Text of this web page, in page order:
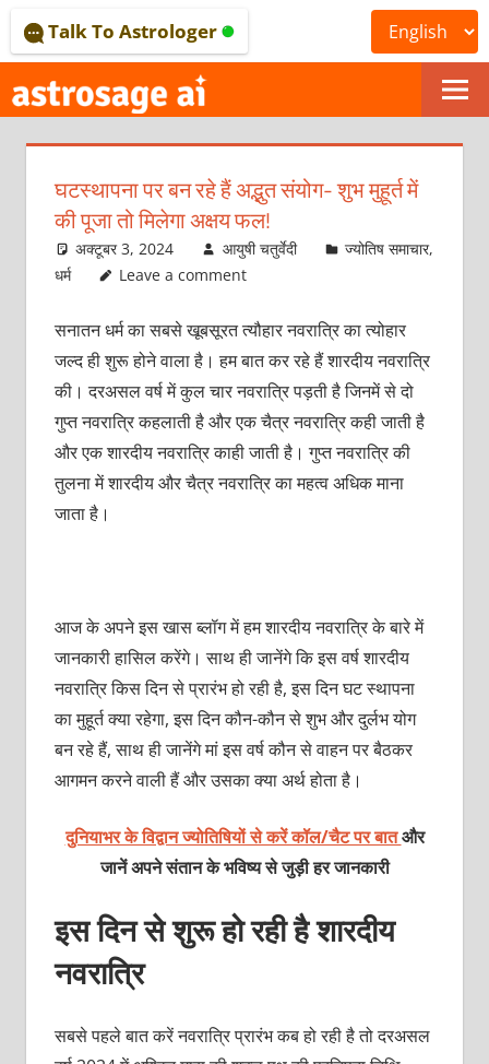
to
content
ONLINE
ASTROLOGICAL
JOURNAL
–
ASTROSAGE
MAGAZINE
Talk To Astrologer
घटस्थापना पर बन रहे हैं अद्भुत संयोग- शुभ मुहूर्त में
की पूजा तो मिलेगा अक्षय फल!
अक्टूबर 3, 2024 आयुषी चतुर्वेदी ज्योतिष समाचार,
धर्म
Leave a comment
सनातन धर्म का सबसे खूबसूरत त्यौहार नवरात्रि का त्योहार
जल्द ही शुरू होने वाला है। हम बात कर रहे हैं शारदीय नवरात्रि
की। दरअसल वर्ष में कुल चार नवरात्रि पड़ती है जिनमें से दो
गुप्त नवरात्रि कहलाती है और एक चैत्र नवरात्रि कही जाती है
और एक शारदीय नवरात्रि काही जाती है। गुप्त नवरात्रि की
तुलना में शारदीय और चैत्र नवरात्रि का महत्व अधिक माना
जाता है।
आज के अपने इस खास ब्लॉग में हम शारदीय नवरात्रि के बारे में
जानकारी हासिल करेंगे। साथ ही जानेंगे कि इस वर्ष शारदीय
नवरात्रि किस दिन से प्रारंभ हो रही है, इस दिन घट स्थापना
का मुहूर्त क्या रहेगा, इस दिन कौन-कौन से शुभ और दुर्लभ योग
बन रहे हैं, साथ ही जानेंगे मां इस वर्ष कौन से वाहन पर बैठकर
आगमन करने वाली हैं और उसका क्या अर्थ होता है।
दुनियाभर के विद्वान ज्योतिषियों से करें कॉल/चैट पर बातऔर
जानें अपने संतान के भविष्य से जुड़ी हर जानकारी
इस दिन से शुरू हो रही है शारदीय
नवरात्रि
सबसे पहले बात करें नवरात्रि प्रारंभ कब हो रही है तो दरअसल